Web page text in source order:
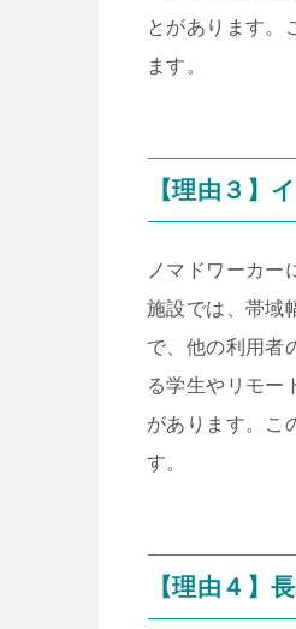
とがあります。
ます。
【理由３】
ノマドワーカ
施設では、帯域
で、他の利用者
る学生やリモー
があります。こ
す。
【理由４】